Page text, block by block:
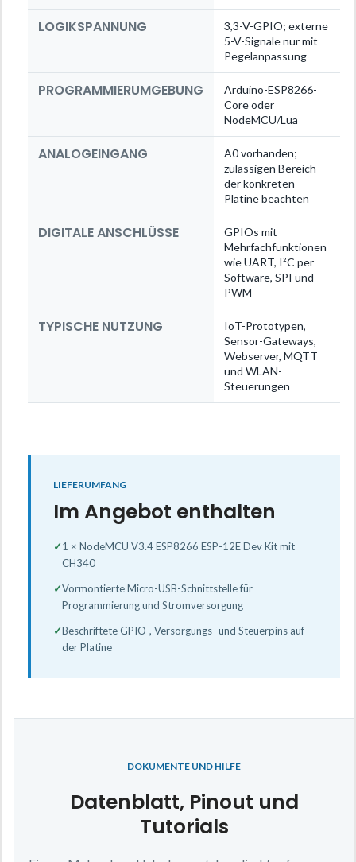
LOGIKSPANNUNG
3,3-V-GPIO; externe
5-V-Signale nur mit
Pegelanpassung
PROGRAMMIERUMGEBUNG
Arduino-ESP8266-
Core oder
NodeMCU/Lua
ANALOGEINGANG
A0 vorhanden;
zulässigen Bereich
der konkreten
Platine beachten
DIGITALE ANSCHLÜSSE
GPIOs mit
Mehrfachfunktionen
wie UART, I²C per
Software, SPI und
PWM
TYPISCHE NUTZUNG
IoT-Prototypen,
Sensor-Gateways,
Webserver, MQTT
und WLAN-
Steuerungen
LIEFERUMFANG
Im Angebot enthalten
✓1 × NodeMCU V3.4 ESP8266 ESP-12E Dev Kit mit
CH340
✓Vormontierte Micro-USB-Schnittstelle für
Programmierung und Stromversorgung
✓Beschriftete GPIO-, Versorgungs- und Steuerpins auf
der Platine
DOKUMENTE UND HILFE
Datenblatt, Pinout und
Tutorials